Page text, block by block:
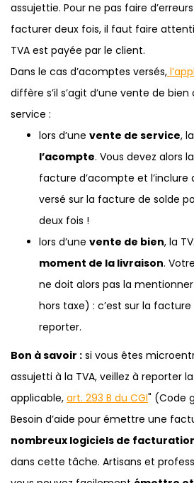
assujettie. Pour ne pas faire
facturer deux fois, il faut faire
TVA est payée par le client.
Dans le cas d’acomptes versés,
diffère s’il s’agit d’une vente de
service :
lors d’une vente de service,
l’acompte. Vous devez alors
facture d’acompte et
versé sur la facture de solde
deux fois !
lors d’une vente de bien, la
moment de la livraison.
ne doit alors pas la
hors taxe) : c’est sur la facture
reporter.
Bon à savoir : si vous êtes
assujetti à la TVA, veillez à reporter
applicable, art. 293 B du CGI" (Code
Besoin d’aide pour émettre une
nombreux logiciels de
dans cette tâche. Artisans et